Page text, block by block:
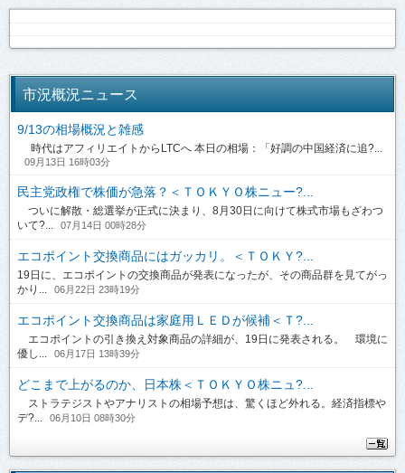
市況概況ニュース
9/13の相場概況と雑感
時代はアフィリエイトからLTCへ 本日の相場：「好調の中国経済に追?...
09月13日 16時03分
民主党政権で株価が急落？＜ＴＯＫＹＯ株ニュー?...
ついに解散・総選挙が正式に決まり、8月30日に向けて株式市場もざわつ
いて?...
07月14日 00時28分
エコポイント交換商品にはガッカリ。＜ＴＯＫＹ?...
19日に、エコポイントの交換商品が発表になったが、その商品群を見てがっ
かり...
06月22日 23時19分
エコポイント交換商品は家庭用ＬＥＤが候補＜Ｔ?...
エコポイントの引き換え対象商品の詳細が、19日に発表される。 環境に
優し...
06月17日 13時39分
どこまで上がるのか、日本株＜ＴＯＫＹＯ株ニュ?...
ストラテジストやアナリストの相場予想は、驚くほど外れる。経済指標や
デ?...
06月10日 08時30分